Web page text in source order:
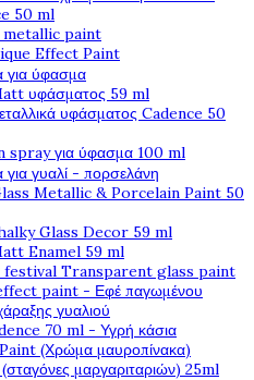
50 ml
metallic paint
Effect Paint
για ύφασμα
υφάσματος 59 ml
υφάσματος Cadence 50
spray για ύφασμα 100 ml
γυαλί - πορσελάνη
Metallic & Porcelain Paint 50
Glass Decor 59 ml
Enamel 59 ml
Transparent glass paint
paint - Εφέ παγωμένου
γυαλιού
70 ml - Υγρή κάσια
(Χρώμα μαυροπίνακα)
μαργαριταριών) 25ml